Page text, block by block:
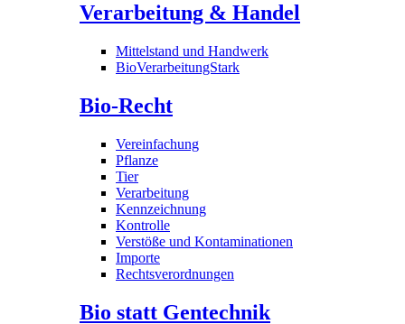
Verarbeitung & Handel
Mittelstand und Handwerk
BioVerarbeitungStark
Bio-Recht
Vereinfachung
Pflanze
Tier
Verarbeitung
Kennzeichnung
Kontrolle
Verstöße und Kontaminationen
Importe
Rechtsverordnungen
Bio statt Gentechnik